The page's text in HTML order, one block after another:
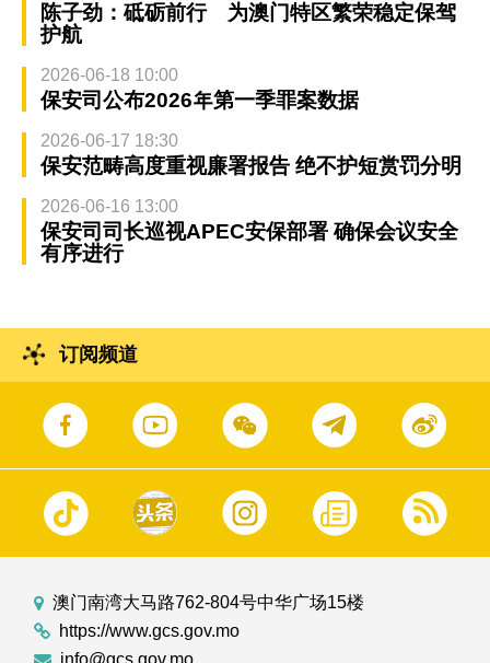
陈子劲：砥砺前行 为澳门特区繁荣稳定保驾
护航
2026-06-18 10:00
保安司公布2026年第一季罪案数据
2026-06-17 18:30
保安范畴高度重视廉署报告 绝不护短赏罚分明
2026-06-16 13:00
保安司司长巡视APEC安保部署 确保会议安全
有序进行
订阅频道
澳门南湾大马路762-804号中华广场15楼
https://www.gcs.gov.mo
info@gcs.gov.mo